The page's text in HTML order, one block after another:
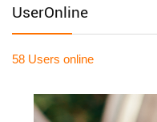
UserOnline
58 Users online